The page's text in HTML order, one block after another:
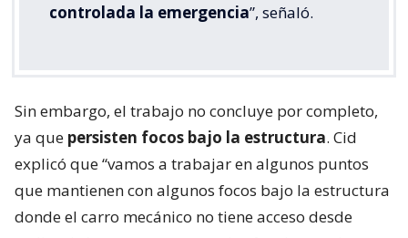
controlada la emergencia”, señaló.
Sin embargo, el trabajo no concluye por completo,
ya que persisten focos bajo la estructura. Cid
explicó que “vamos a trabajar en algunos puntos
que mantienen con algunos focos bajo la estructura
donde el carro mecánico no tiene acceso desde